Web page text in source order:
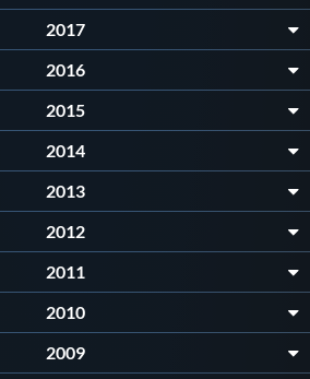
2017
2016
2015
2014
2013
2012
2011
2010
2009